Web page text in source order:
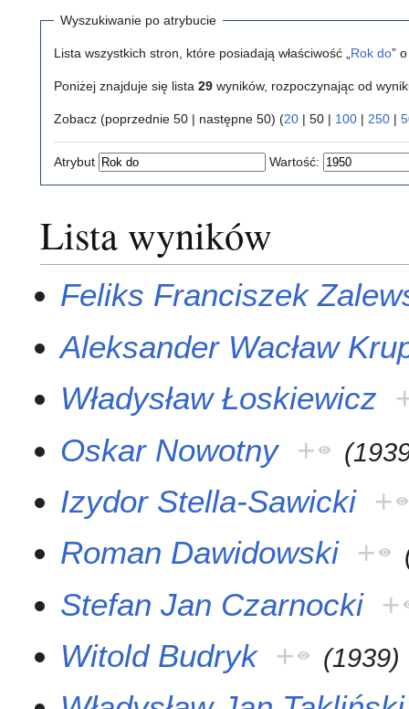
Wyszukiwanie po atrybucie
Lista wszystkich stron, które posiadają właściwość „ Rok do”
Poniżej znajduje się lista 29 wyników, rozpoczynając od
Zobacz (poprzednie 50 | następne 50) (20 | 50 | 100 | 250 |
Atrybut Wartość:
Lista wyników
Feliks Franciszek
Aleksander Wacław
Władysław Łoskiewicz
Oskar Nowotny + (
Izydor Stella-Sawicki +
Roman Dawidowski +
Stefan Jan Czarnocki +
Witold Budryk + (1939)